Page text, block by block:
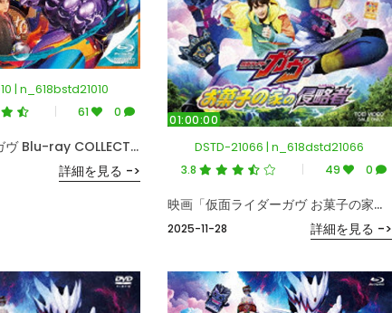
| n_618bstd21010
61 0
仮面ライダーガヴ Blu-ray COLLECTION 3＜完＞ （ブルーレイディスク）
詳細を見る ->
01:00:00
DSTD-21066 | n_618dstd21066
3.8 49 0
2025-11-28
映画「仮面ライダーガヴ お菓子の家の侵略者」
詳細を見る ->